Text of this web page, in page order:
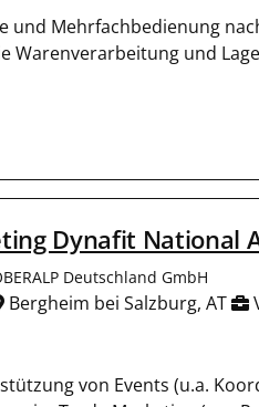
und Mehrfachbedienung
Warenverarbeitung und
Dynafit National
Deutschland GmbH
Bergheim bei Salzburg, AT
von Events (u.a.